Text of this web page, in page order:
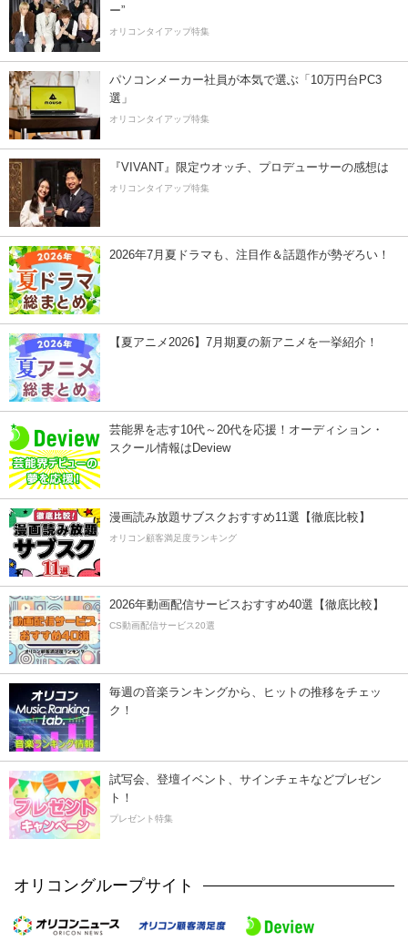
ー”
オリコンタイアップ特集
パソコンメーカー社員が本気で選ぶ「10万円台PC3
選」
オリコンタイアップ特集
『VIVANT』限定ウオッチ、プロデューサーの感想は
オリコンタイアップ特集
2026年7月夏ドラマも、注目作＆話題作が勢ぞろい！
【夏アニメ2026】7月期夏の新アニメを一挙紹介！
芸能界を志す10代～20代を応援！オーディション・
スクール情報はDeview
漫画読み放題サブスクおすすめ11選【徹底比較】
オリコン顧客満足度ランキング
2026年動画配信サービスおすすめ40選【徹底比較】
CS動画配信サービス20選
毎週の音楽ランキングから、ヒットの推移をチェッ
ク！
試写会、登壇イベント、サインチェキなどプレゼン
ト！
プレゼント特集
オリコングループサイト